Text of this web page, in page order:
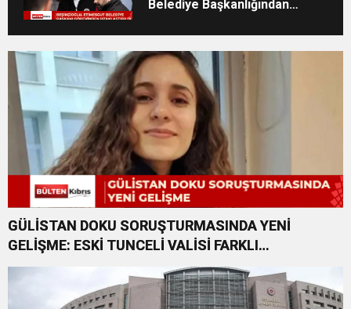
Belediye Başkanlığından
GÜLİSTAN DOKU SORUŞTURMASINDA YENİ
GELİŞME: ESKİ TUNCELİ VALİSİ FARKLI
SUÇLARDAN DA TUTUKLANDI